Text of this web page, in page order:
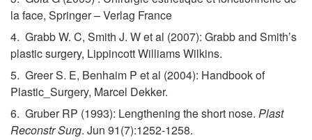
la face, Springer – Verlag France
4. Grabb W. C, Smith J. W et al (2007): Grabb and Smith’s
plastic surgery, Lippincott Williams Wilkins.
5. Greer S. E, Benhaim P et al (2004): Handbook of
Plastic_Surgery, Marcel Dekker.
6. Gruber RP (1993): Lengthening the short nose. Plast
Reconstr Surg. Jun 91(7):1252-1258.